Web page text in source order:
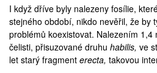
I když dříve byly nalezeny fosílie,
stejného období, nikdo nevěřil, že by
problémů koexistovat. Nalezením
čelisti, přisuzované druhu habilis, ve
let starý fragment erecta, takovou